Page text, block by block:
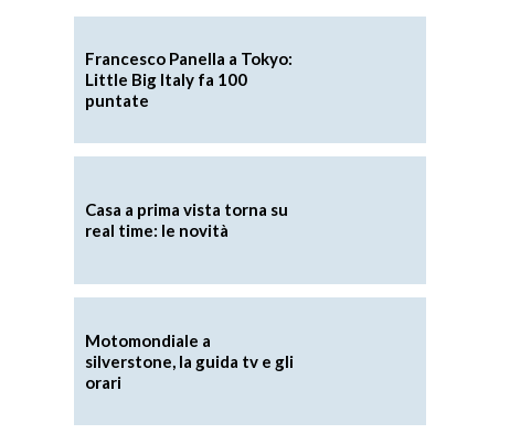
Francesco Panella a Tokyo:
Little Big Italy fa 100
puntate
Casa a prima vista torna su
real time: le novità
Motomondiale a
silverstone, la guida tv e gli
orari